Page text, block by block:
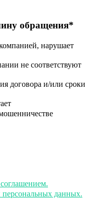
обращения*
нарушает
не соответствуют
договора и/или сроки
персональных данных.